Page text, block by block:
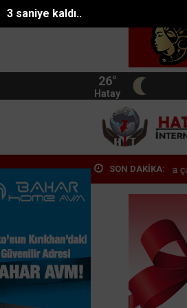
1 saniye kaldı..
26°
Hatay
SON DAKİKA:
denize ulaşmaya çalışan...